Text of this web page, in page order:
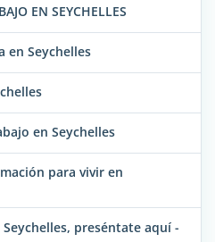
EN SEYCHELLES
en Seychelles
en Seychelles
para vivir en
preséntate aquí -